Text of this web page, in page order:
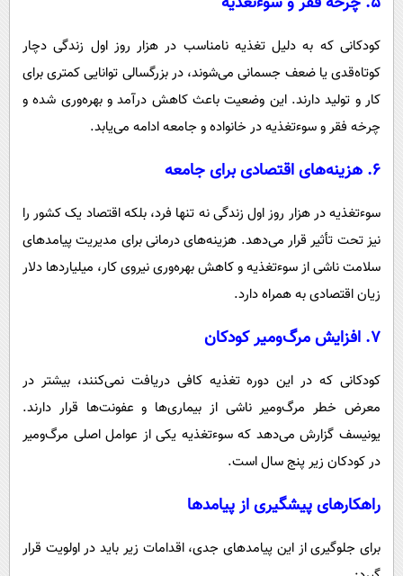
کودکانی که به دلیل تغذیه نامناسب در هزار روز اول زندگی دچار
کوتاه‌قدی یا ضعف جسمانی می‌شوند، در بزرگسالی توانایی کمتری برای
کار و تولید دارند. این وضعیت باعث کاهش درآمد و بهره‌وری شده و
چرخه فقر و سوءتغذیه در خانواده و جامعه ادامه می‌یابد.
۶. هزینه‌های اقتصادی برای جامعه
سوءتغذیه در هزار روز اول زندگی نه تنها فرد، بلکه اقتصاد یک کشور را
نیز تحت تأثیر قرار می‌دهد. هزینه‌های درمانی برای مدیریت پیامدهای
سلامت ناشی از سوءتغذیه و کاهش بهره‌وری نیروی کار، میلیاردها دلار
زیان اقتصادی به همراه دارد.
۷. افزایش مرگ‌ومیر کودکان
کودکانی که در این دوره تغذیه کافی دریافت نمی‌کنند، بیشتر در
معرض خطر مرگ‌ومیر ناشی از بیماری‌ها و عفونت‌ها قرار دارند.
یونیسف گزارش می‌دهد که سوءتغذیه یکی از عوامل اصلی مرگ‌ومیر
در کودکان زیر پنج سال است.
راهکارهای پیشگیری از پیامدها
برای جلوگیری از این پیامدهای جدی، اقدامات زیر باید در اولویت قرار